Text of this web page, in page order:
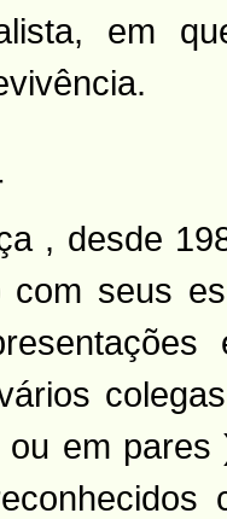
em
, desde
seus
ou em